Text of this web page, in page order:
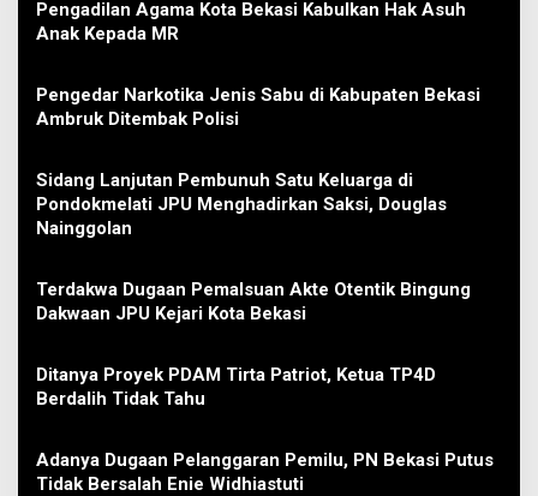
Pengadilan Agama Kota Bekasi Kabulkan Hak Asuh
Anak Kepada MR
Pengedar Narkotika Jenis Sabu di Kabupaten Bekasi
Ambruk Ditembak Polisi
Sidang Lanjutan Pembunuh Satu Keluarga di
Pondokmelati JPU Menghadirkan Saksi, Douglas
Nainggolan
Terdakwa Dugaan Pemalsuan Akte Otentik Bingung
Dakwaan JPU Kejari Kota Bekasi
Ditanya Proyek PDAM Tirta Patriot, Ketua TP4D
Berdalih Tidak Tahu
Adanya Dugaan Pelanggaran Pemilu, PN Bekasi Putus
Tidak Bersalah Enie Widhiastuti